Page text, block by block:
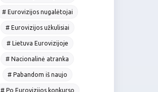
# Eurovizijos nugalėtojai
# Eurovizijos užkulisiai
# Lietuva Eurovizijoje
# Nacionalinė atranka
# Pabandom iš naujo
# Po Eurovizijos konkurso